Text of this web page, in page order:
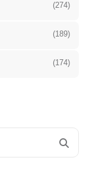
(274)
(189)
(174)